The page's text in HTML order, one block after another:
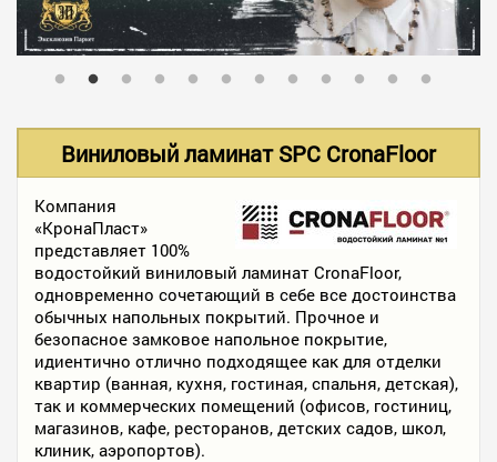
В НАЛИЧИИ
ФОТО РАБОТ
КОНТАКТЫ
ПОЛЕЗНОЕ
Виниловый ламинат SPC CronaFloor
Компания
«КронаПласт»
представляет 100%
водостойкий виниловый ламинат CronaFloor,
одновременно сочетающий в себе все достоинства
обычных напольных покрытий. Прочное и
безопасное замковое напольное покрытие,
идиентично отлично подходящее как для отделки
квартир (ванная, кухня, гостиная, спальня, детская),
так и коммерческих помещений (офисов, гостиниц,
магазинов, кафе, ресторанов, детских садов, школ,
клиник, аэропортов).